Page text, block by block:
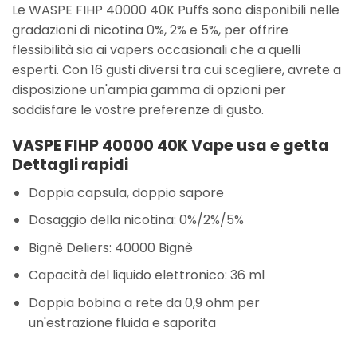
Le WASPE FIHP 40000 40K Puffs sono disponibili nelle
gradazioni di nicotina 0%, 2% e 5%, per offrire
flessibilità sia ai vapers occasionali che a quelli
esperti. Con 16 gusti diversi tra cui scegliere, avrete a
disposizione un'ampia gamma di opzioni per
soddisfare le vostre preferenze di gusto.
VASPE FIHP 40000 40K Vape usa e getta
Dettagli rapidi
Doppia capsula, doppio sapore
Dosaggio della nicotina: 0%/2%/5%
Bignè Deliers: 40000 Bignè
Capacità del liquido elettronico: 36 ml
Doppia bobina a rete da 0,9 ohm per
un'estrazione fluida e saporita